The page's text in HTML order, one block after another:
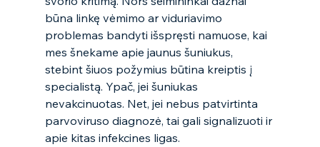
būna linkę vėmimo ar viduriavimo
problemas bandyti išspręsti namuose, kai
mes šnekame apie jaunus šuniukus,
stebint šiuos požymius būtina kreiptis į
specialistą. Ypač, jei šuniukas
nevakcinuotas. Net, jei nebus patvirtinta
parvoviruso diagnozė, tai gali signalizuoti ir
apie kitas infekcines ligas.